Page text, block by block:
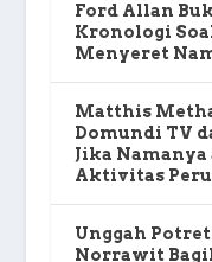
Ford Allan
Kronologi
Menyeret
Matthis
Domundi TV
Jika Namanya
Aktivitas
Unggah
Norrawit